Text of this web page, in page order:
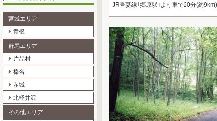
宮城エリア
青根
群馬エリア
片品村
榛名
赤城
北軽井沢
その他エリア
JR吾妻線｢郷原駅｣より車で20分(約9km)